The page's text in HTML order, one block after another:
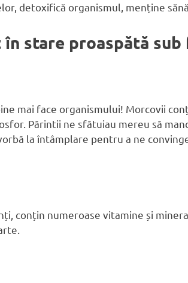
detoxifică organismul, menține
în stare proaspătă
mai face organismului! Morcovii
Părintii ne sfătuiau mereu să
la întâmplare pentru a ne
conțin numeroase vitamine și